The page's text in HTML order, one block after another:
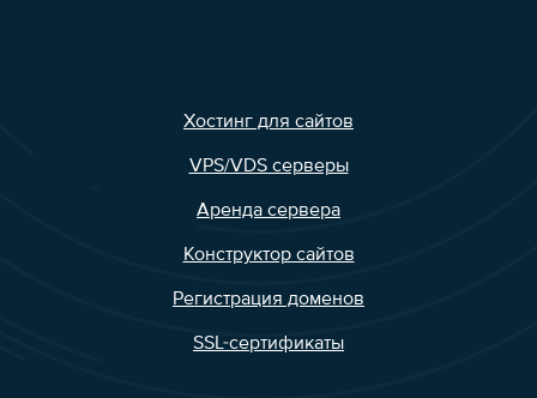
Хостинг для сайтов
VPS/VDS серверы
Аренда сервера
Конструктор сайтов
Регистрация доменов
SSL-сертификаты